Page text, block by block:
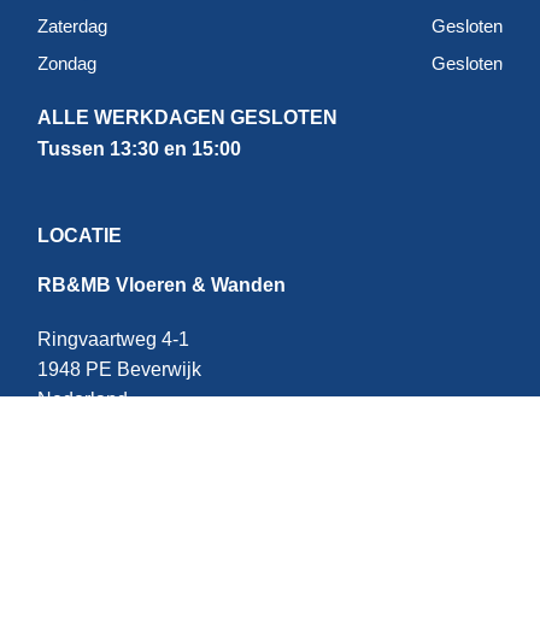
Zaterdag
Gesloten
Zondag
Gesloten
ALLE WERKDAGEN GESLOTEN
Tussen 13:30 en 15:00
LOCATIE
RB&MB Vloeren & Wanden
Ringvaartweg 4-1
1948 PE Beverwijk
Nederland